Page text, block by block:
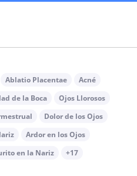
Ablatio Placentae
Acné
de la Boca
Ojos Llorosos
Dolor de los Ojos
Ardor en los Ojos
en la Nariz
+17